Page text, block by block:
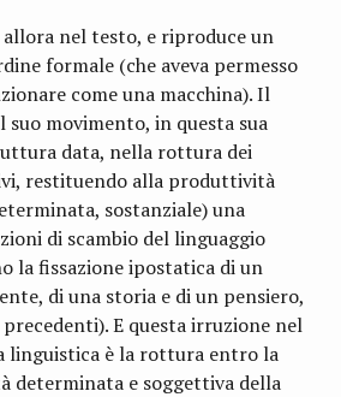
nel testo, e riproduce un
formale (che aveva permesso
come una macchina). Il
movimento, in questa sua
data, nella rottura dei
restituendo alla produttività
sostanziale) una
di scambio del linguaggio
la fissazione ipostatica di un
di una storia e di un pensiero,
E questa irruzione nel
linguistica è la rottura entro la
determinata e soggettiva della